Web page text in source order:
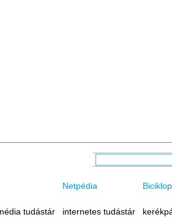
Netpédia
tudástár internetes tudástár